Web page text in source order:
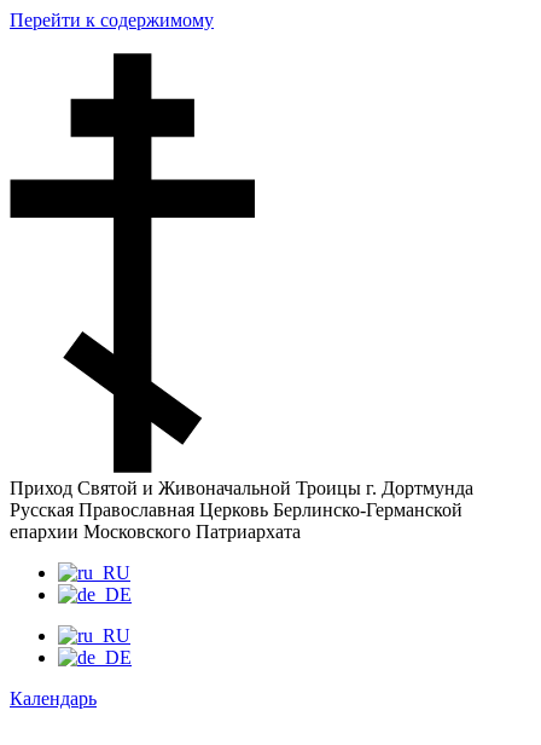
Перейти к содержимому
Приход Святой и Живоначальной Троицы г. Дортмунда
Русская Православная Церковь Берлинско-Германской
епархии Московского Патриархата
Календарь